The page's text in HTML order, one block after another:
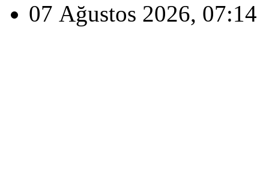
07 Ağustos 2026, 07:14